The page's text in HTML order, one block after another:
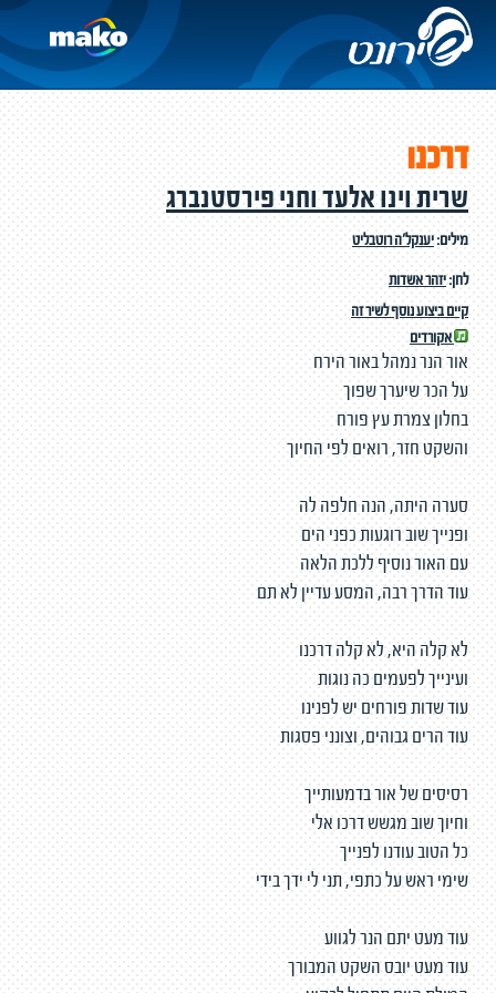
דרכנו
שרית וינו אלעד וחני פירסטנברג
מילים:יענקל'ה רוטבליט
לחן:יזהר אשדות
קיים ביצוע נוסף לשיר זה
אקורדים
אור הנר נמהל באור הירח
על הכר שיערך שפוך
בחלון צמרת עץ פורח
והשקט חזר, רואים לפי החיוך
סערה היתה, הנה חלפה לה
ופנייך שוב רוגעות כפני הים
עם האור נוסיף ללכת הלאה
עוד הדרך רבה, המסע עדיין לא תם
לא קלה היא, לא קלה דרכנו
ועינייך לפעמים כה נוגות
עוד שדות פורחים יש לפנינו
עוד הרים גבוהים, וצונני פסגות
רסיסים של אור בדמעותייך
וחיוך שוב מגשש דרכו אלי
כל הטוב עודנו לפנייך
שימי ראש על כתפי, תני לי ידך בידי
עוד מעט יתם הנר לגווע
עוד מעט יובס השקט המבורך